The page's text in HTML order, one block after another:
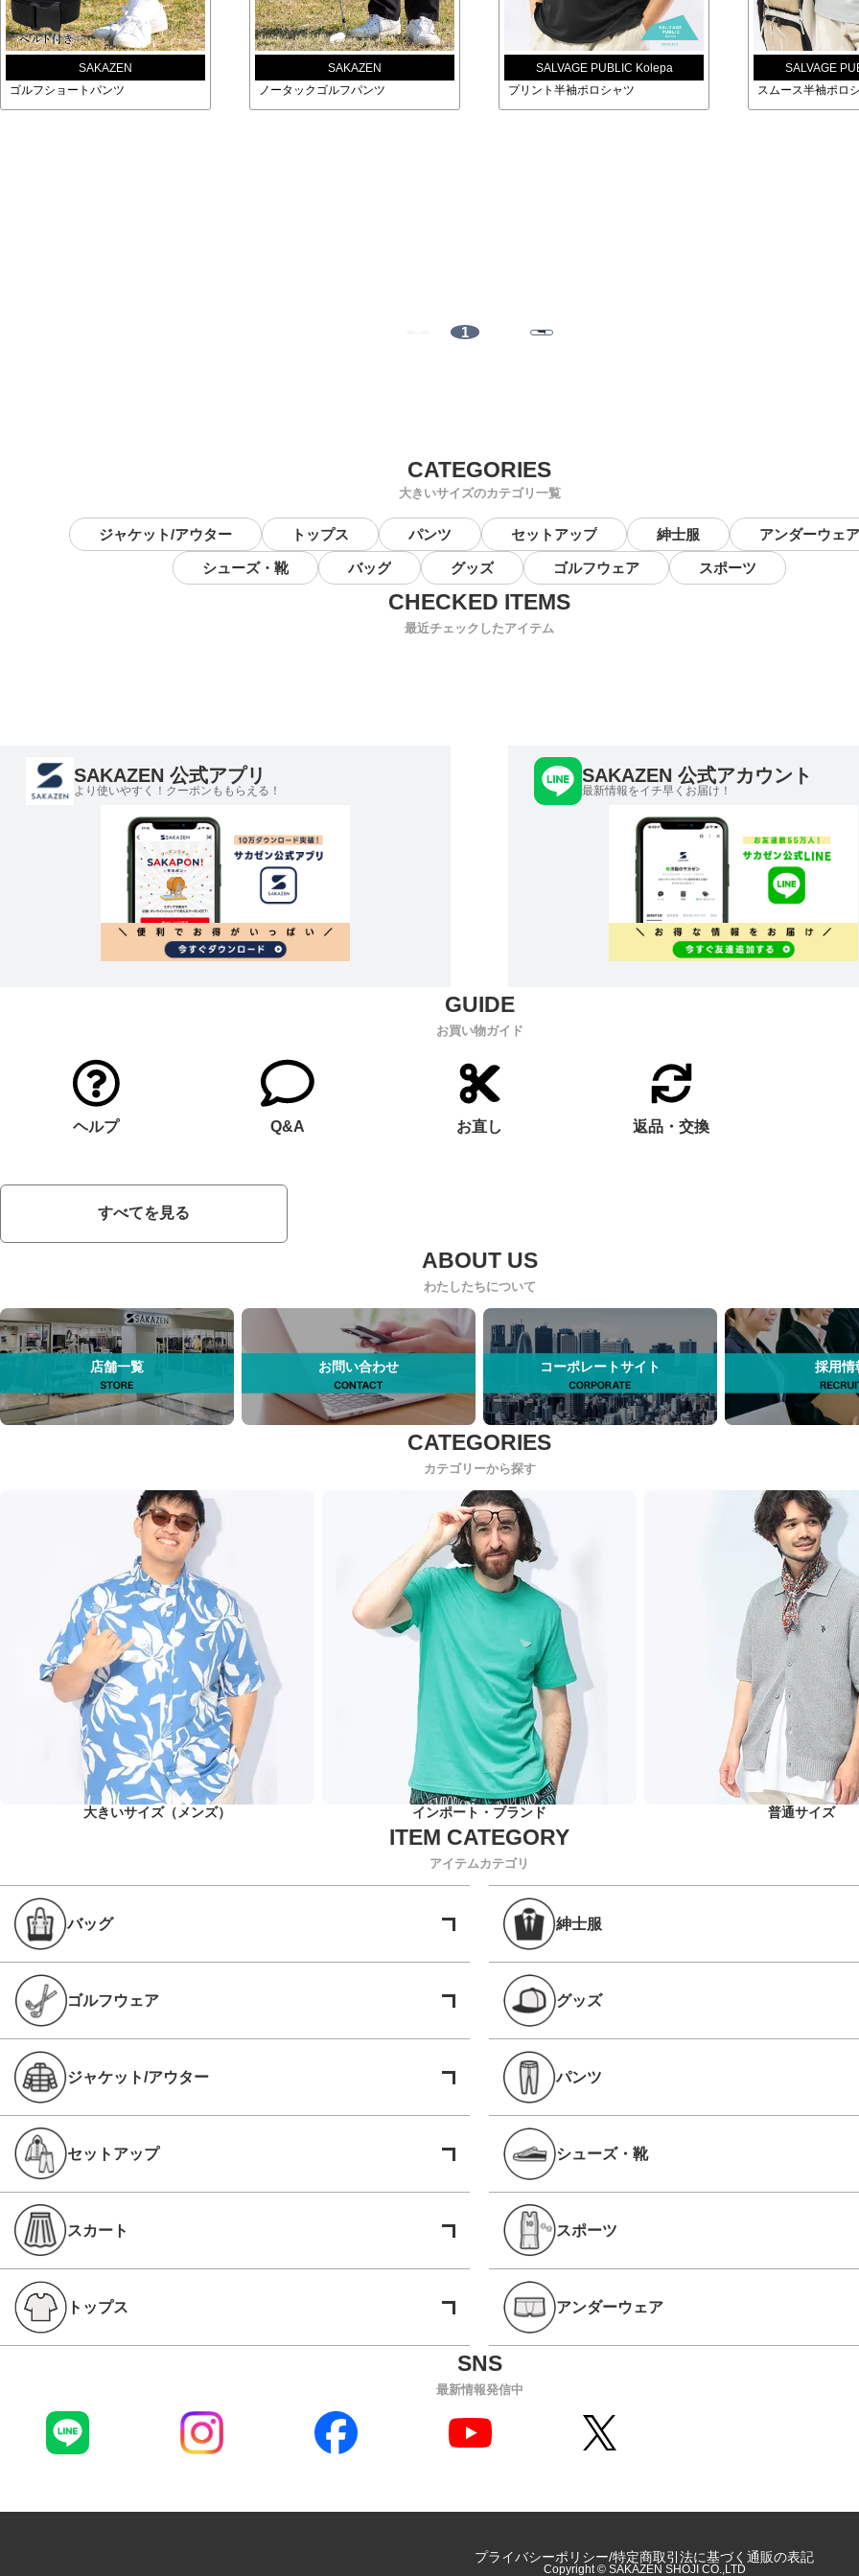
SAKAZEN
ゴルフショートパンツ
SAKAZEN
ノータックゴルフパンツ
SALVAGE PUBLIC Kolepa
プリント半袖ポロシャツ
SALVAGE
スムース半袖ポロ
1
大きいサイズのカテゴリ一覧
ジャケット/アウター トップス パンツ セットアップ 紳士服 アンダーウェア
シューズ・靴 バッグ グッズ ゴルフウェア スポーツ
最近チェックしたアイテム
SAKAZEN 公式アプリ
より使いやすく！クーポンももらえる！
SAKAZEN 公式アカウント
最新情報をイチ早くお届け！
お買い物ガイド
ヘルプ Q&A お直し 返品・交換
すべてを見る
わたしたちについて
店舗一覧 お問い合わせ コーポレートサイト 採用情
カテゴリーから探す
大きいサイズ（メンズ） インポート・ブランド 普通サイズ
アイテムカテゴリ
バッグ 紳士服
ゴルフウェア グッズ
ジャケット/アウター パンツ
セットアップ シューズ・靴
スカート スポーツ
トップス アンダーウェア
最新情報発信中
プライバシーポリシー 特定商取引法に基づく通販の表記
Copyright © SAKAZEN SHOJI CO.,LTD